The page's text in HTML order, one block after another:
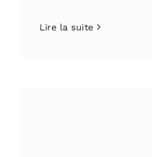
Lire la suite